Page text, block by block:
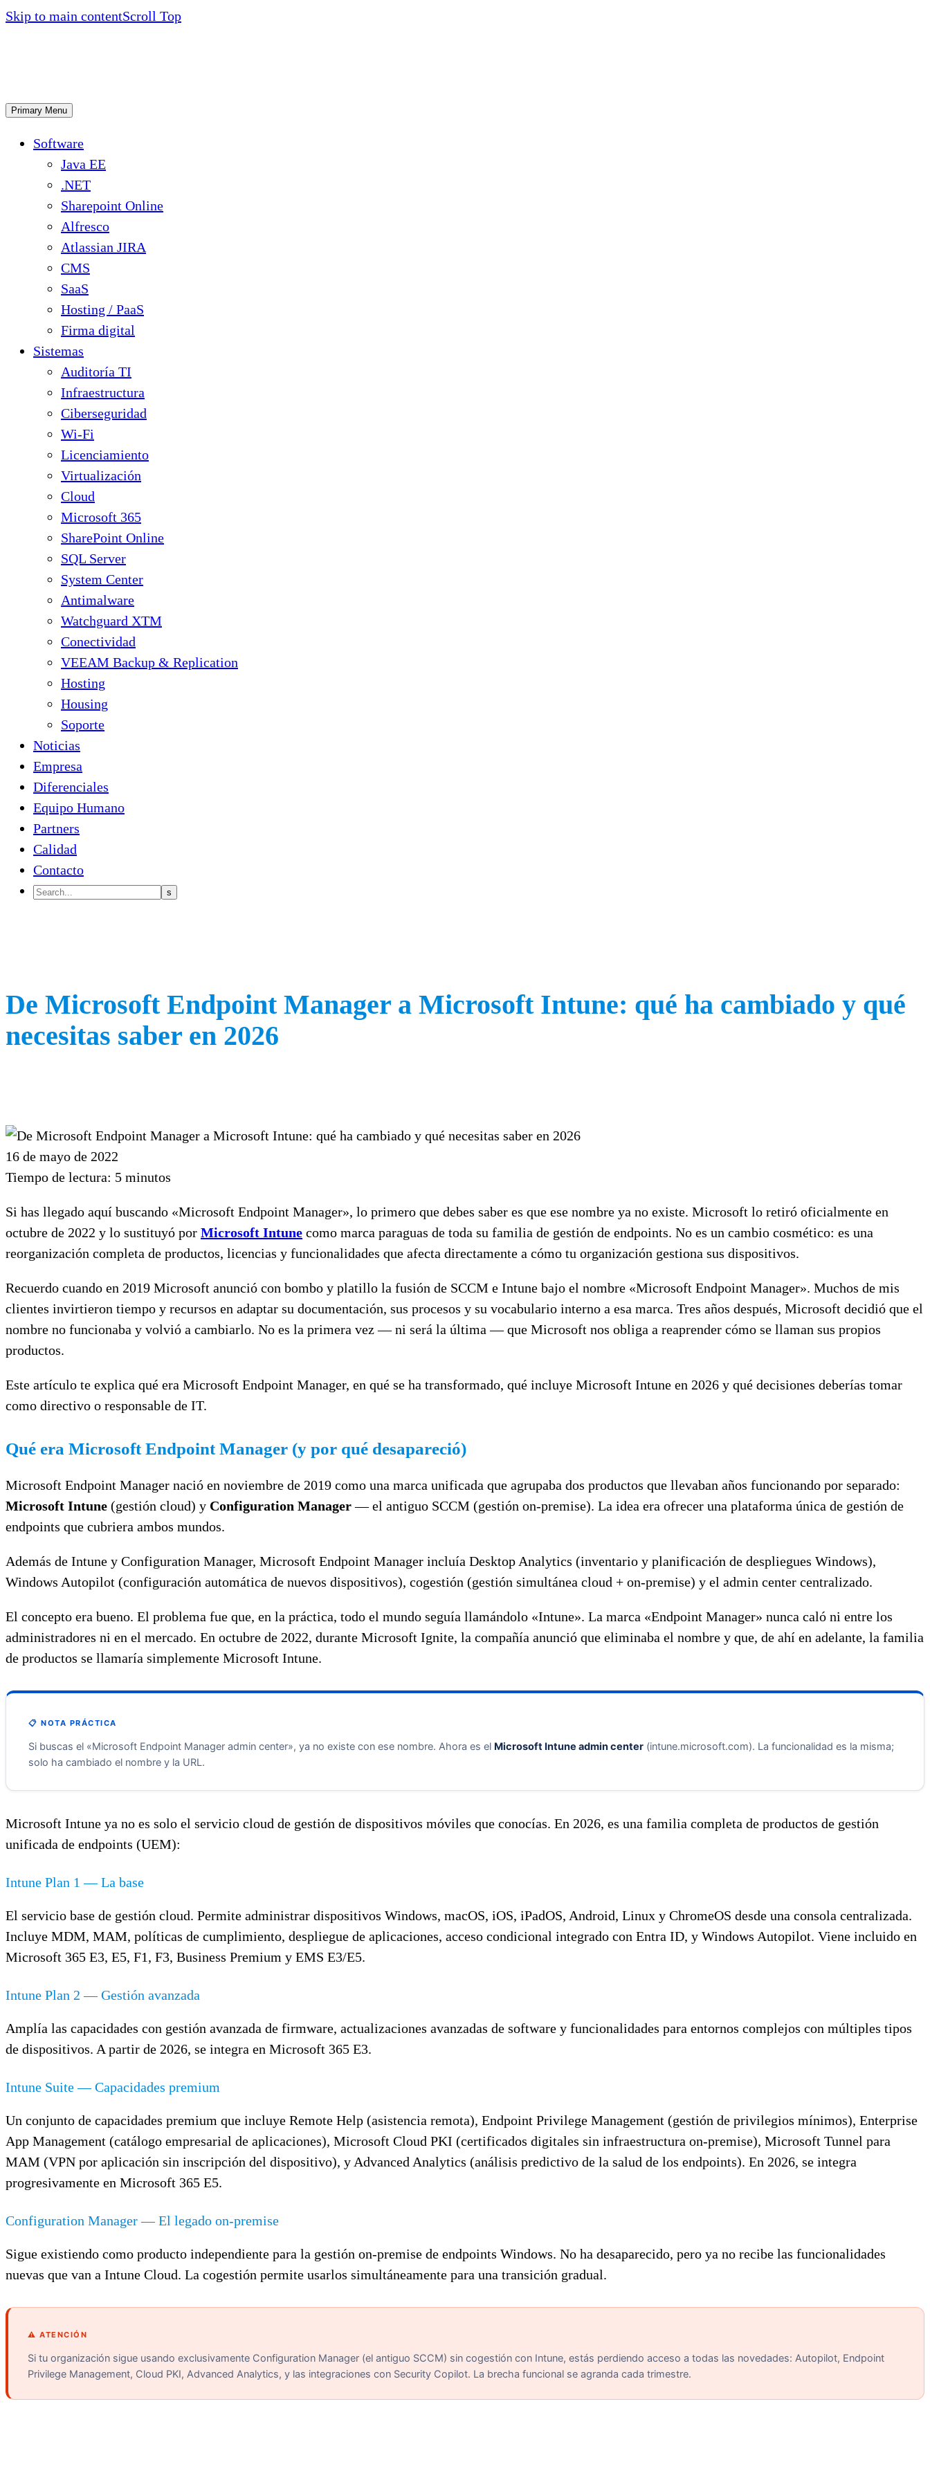
Skip to main contentScroll Top
Primary Menu
Software
Java EE
.NET
Sharepoint Online
Alfresco
Atlassian JIRA
CMS
SaaS
Hosting / PaaS
Firma digital
Sistemas
Auditoría TI
Infraestructura
Ciberseguridad
Wi-Fi
Licenciamiento
Virtualización
Cloud
Microsoft 365
SharePoint Online
SQL Server
System Center
Antimalware
Watchguard XTM
Conectividad
VEEAM Backup & Replication
Hosting
Housing
Soporte
Noticias
Empresa
Diferenciales
Equipo Humano
Partners
Calidad
Contacto
De Microsoft Endpoint Manager a Microsoft Intune: qué ha cambiado y qué
necesitas saber en 2026
16 de mayo de 2022
Tiempo de lectura: 5 minutos
Si has llegado aquí buscando «Microsoft Endpoint Manager», lo primero que debes saber es que ese nombre ya no existe. Microsoft lo retiró oficialmente en
octubre de 2022 y lo sustituyó por Microsoft Intune como marca paraguas de toda su familia de gestión de endpoints. No es un cambio cosmético: es una
reorganización completa de productos, licencias y funcionalidades que afecta directamente a cómo tu organización gestiona sus dispositivos.
Recuerdo cuando en 2019 Microsoft anunció con bombo y platillo la fusión de SCCM e Intune bajo el nombre «Microsoft Endpoint Manager». Muchos de mis
clientes invirtieron tiempo y recursos en adaptar su documentación, sus procesos y su vocabulario interno a esa marca. Tres años después, Microsoft decidió que el
nombre no funcionaba y volvió a cambiarlo. No es la primera vez — ni será la última — que Microsoft nos obliga a reaprender cómo se llaman sus propios
productos.
Este artículo te explica qué era Microsoft Endpoint Manager, en qué se ha transformado, qué incluye Microsoft Intune en 2026 y qué decisiones deberías tomar
como directivo o responsable de IT.
Qué era Microsoft Endpoint Manager (y por qué desapareció)
Microsoft Endpoint Manager nació en noviembre de 2019 como una marca unificada que agrupaba dos productos que llevaban años funcionando por separado:
Microsoft Intune (gestión cloud) y Configuration Manager— el antiguo SCCM (gestión on-premise). La idea era ofrecer una plataforma única de gestión de
endpoints que cubriera ambos mundos.
Además de Intune y Configuration Manager, Microsoft Endpoint Manager incluía Desktop Analytics (inventario y planificación de despliegues Windows),
Windows Autopilot (configuración automática de nuevos dispositivos), cogestión (gestión simultánea cloud + on-premise) y el admin center centralizado.
El concepto era bueno. El problema fue que, en la práctica, todo el mundo seguía llamándolo «Intune». La marca «Endpoint Manager» nunca caló ni entre los
administradores ni en el mercado. En octubre de 2022, durante Microsoft Ignite, la compañía anunció que eliminaba el nombre y que, de ahí en adelante, la familia
de productos se llamaría simplemente Microsoft Intune.
📋 NOTA PRÁCTICA
Si buscas el «Microsoft Endpoint Manager admin center», ya no existe con ese nombre. Ahora es el Microsoft Intune admin center (intune.microsoft.com). La funcionalidad es la misma;
solo ha cambiado el nombre y la URL.
Microsoft Intune ya no es solo el servicio cloud de gestión de dispositivos móviles que conocías. En 2026, es una familia completa de productos de gestión
unificada de endpoints (UEM):
Intune Plan 1 — La base
El servicio base de gestión cloud. Permite administrar dispositivos Windows, macOS, iOS, iPadOS, Android, Linux y ChromeOS desde una consola centralizada.
Incluye MDM, MAM, políticas de cumplimiento, despliegue de aplicaciones, acceso condicional integrado con Entra ID, y Windows Autopilot. Viene incluido en
Microsoft 365 E3, E5, F1, F3, Business Premium y EMS E3/E5.
Intune Plan 2 — Gestión avanzada
Amplía las capacidades con gestión avanzada de firmware, actualizaciones avanzadas de software y funcionalidades para entornos complejos con múltiples tipos
de dispositivos. A partir de 2026, se integra en Microsoft 365 E3.
Intune Suite — Capacidades premium
Un conjunto de capacidades premium que incluye Remote Help (asistencia remota), Endpoint Privilege Management (gestión de privilegios mínimos), Enterprise
App Management (catálogo empresarial de aplicaciones), Microsoft Cloud PKI (certificados digitales sin infraestructura on-premise), Microsoft Tunnel para
MAM (VPN por aplicación sin inscripción del dispositivo), y Advanced Analytics (análisis predictivo de la salud de los endpoints). En 2026, se integra
progresivamente en Microsoft 365 E5.
Configuration Manager — El legado on-premise
Sigue existiendo como producto independiente para la gestión on-premise de endpoints Windows. No ha desaparecido, pero ya no recibe las funcionalidades
nuevas que van a Intune Cloud. La cogestión permite usarlos simultáneamente para una transición gradual.
⚠️ ATENCIÓN
Si tu organización sigue usando exclusivamente Configuration Manager (el antiguo SCCM) sin cogestión con Intune, estás perdiendo acceso a todas las novedades: Autopilot, Endpoint
Privilege Management, Cloud PKI, Advanced Analytics, y las integraciones con Security Copilot. La brecha funcional se agranda cada trimestre.